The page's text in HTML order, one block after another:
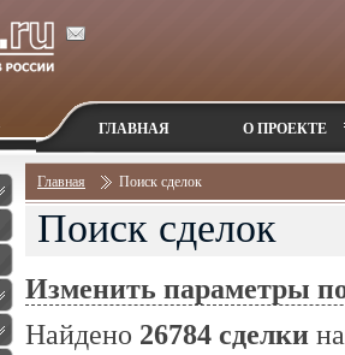
ГЛАВНАЯ О ПРОЕКТЕ
Главная Поиск сделок
Поиск сделок
Изменить параметры
Найдено 26784 сделки